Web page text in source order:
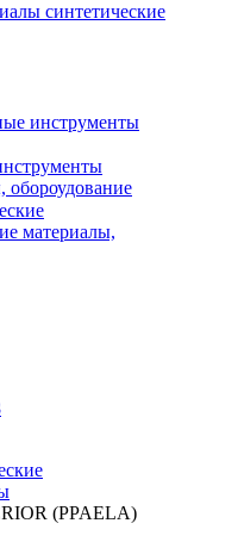
синтетические
инструменты
обороудование
материалы,
(PPAELA)